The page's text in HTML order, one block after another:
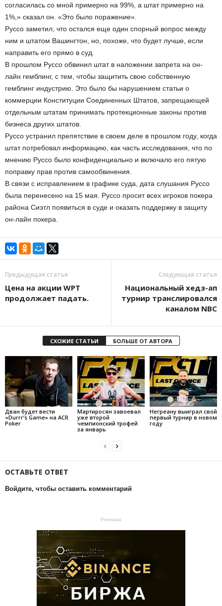
согласилась со мной примерно на 99%, а штат примерно на
1%,» сказал он. «Это было поражение».
Руссо заметил, что остался еще один спорный вопрос между
ним и штатом Вашингтон, но, похоже, что будет лучше, если
направить его прямо в суд.
В прошлом Руссо обвинил штат в наложении запрета на он-
лайн гемблинг, с тем, чтобы защитить свою собственную
гемблинг индустрию. Это было бы нарушением статьи о
коммерции Конституции Соединенных Штатов, запрещающей
отдельным штатам принимать протекционные законы против
бизнеса других штатов.
Руссо устранил препятствие в своем деле в прошлом году, когда
штат потребовал информацию, как часть исследования, что по
мнению Руссо было конфиденциально и включало его пятую
поправку прав против самообвинения.
В связи с исправлением в графике суда, дата слушания Руссо
была перенесено на 15 мая. Руссо просит всех игроков покера
района Сиэтл появиться в суде и оказать поддержку в защиту
он-лайн покера.
Предыдущая статья
Цена на акции WPT
продолжает падать.
Следующая статья
Национальный хедз-ап
турнир транслировался
каналом NBC
СХОЖИЕ СТАТЬИ БОЛЬШЕ ОТ АВТОРА
Дван будет вести
«Durrr’s Game» на ACR
Poker
Мартиросян завоевал
уже второй
чемпионский трофей
за январь
Негреану выиграл свой
первый турнир в новом
году
ОСТАВЬТЕ ОТВЕТ
Войдите, чтобы оставить комментарий
Реклама